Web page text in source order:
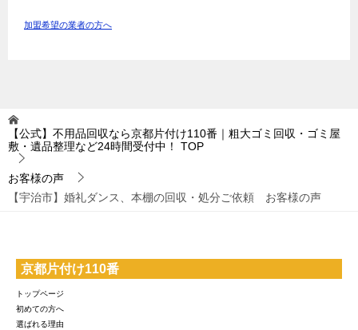
加盟希望の業者の方へ
【公式】不用品回収なら京都片付け110番｜粗大ゴミ回収・ゴミ屋
敷・遺品整理など24時間受付中！
TOP
お客様の声
【宇治市】婚礼ダンス、本棚の回収・処分ご依頼 お客様の声
京都片付け110番
トップページ
初めての方へ
選ばれる理由